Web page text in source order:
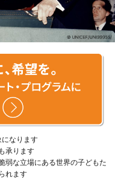
なります
承ります
弱な立場にある世界の子どもた
れます